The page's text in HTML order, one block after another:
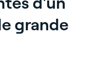
grande